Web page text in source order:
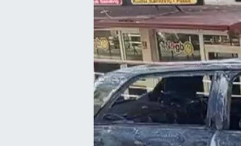
Siyaset
YEREL HABER
Haberde insan